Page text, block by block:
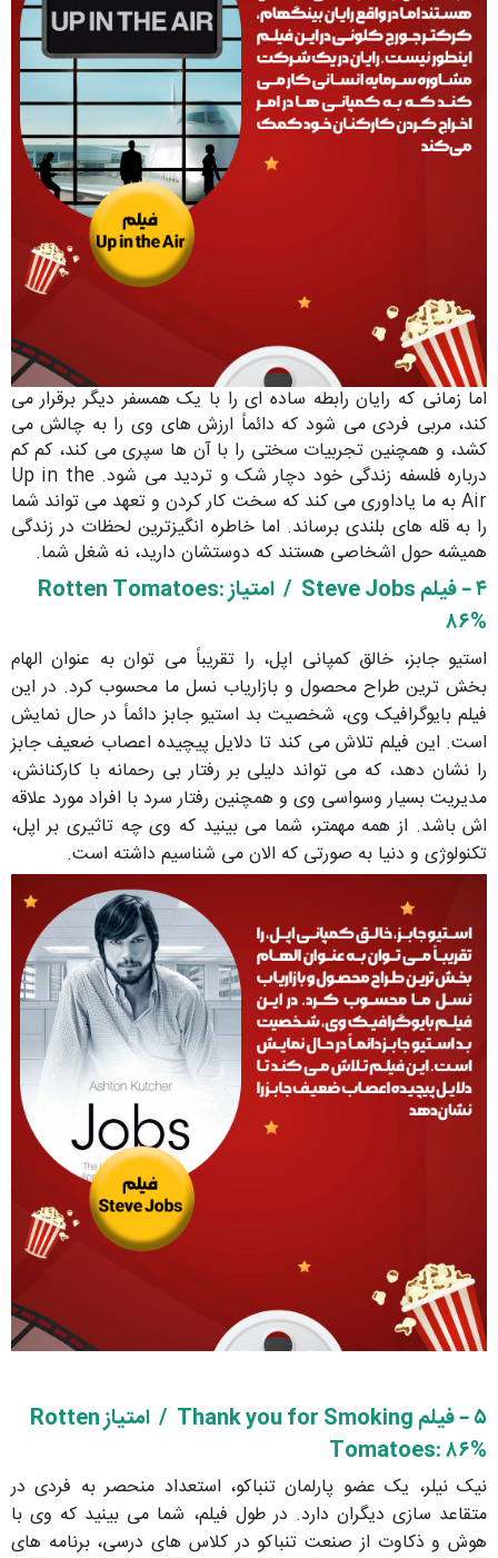
اما زمانی که رایان رابطه ساده ای را با یک همسفر دیگر برقرار می
کند، مربی فردی می شود که دائماً ارزش های وی را به چالش می
کشد، و همچنین تجربیات سختی را با آن ها سپری می کند، کم کم
درباره فلسفه زندگی خود دچار شک و تردید می شود. Up in the
Air به ما یاداوری می کند که سخت کار کردن و تعهد می تواند شما
را به قله های بلندی برساند. اما خاطره انگیزترین لحظات در زندگی
همیشه حول اشخاصی هستند که دوستشان دارید، نه شغل شما.
۴ – فیلم Steve Jobs / امتیاز Rotten Tomatoes:
۸۶%
استیو جابز، خالق کمپانی اپل، را تقریباً می توان به عنوان الهام
بخش ترین طراح محصول و بازاریاب نسل ما محسوب کرد. در این
فیلم بایوگرافیک وی، شخصیت بد استیو جابز دائماً در حال نمایش
است. این فیلم تلاش می کند تا دلایل پیچیده اعصاب ضعیف جابز
را نشان دهد، که می تواند دلیلی بر رفتار بی رحمانه با کارکنانش،
مدیریت بسیار وسواسی وی و همچنین رفتار سرد با افراد مورد علاقه
اش باشد. از همه مهمتر، شما می بینید که وی چه تاثیری بر اپل،
تکنولوژی و دنیا به صورتی که الان می شناسیم داشته است.
۵ – فیلم Thank you for Smoking / امتیازRotten
Tomatoes: ۸۶%
نیک نیلر، یک عضو پارلمان تنباکو، استعداد منحصر به فردی در
متقاعد سازی دیگران دارد. در طول فیلم، شما می بینید که وی با
هوش و ذکاوت از صنعت تنباکو در کلاس های درسی، برنامه های